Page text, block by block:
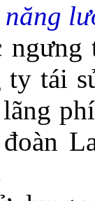
năng
tái